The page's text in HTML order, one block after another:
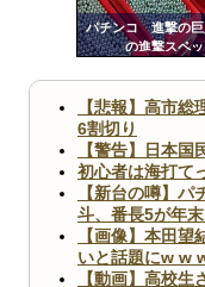
パチンコ 進撃の
の進撃スペ
更新
ツー
【悲報】高市
6割切り
【警告】日本国
初心者は海打て
【新台の噂】
斗、番長5が年
【画像】本田
いと話題にw w
【動画】高校